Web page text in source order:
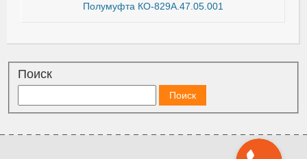
Полумуфта КО-829А.47.05.001
Поиск